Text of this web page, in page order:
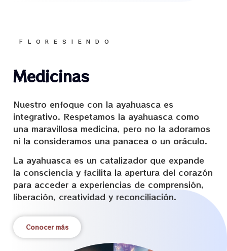
FLORESIENDO
Medicinas
Nuestro enfoque con la ayahuasca es
integrativo. Respetamos la ayahuasca como
una maravillosa medicina, pero no la adoramos
ni la consideramos una panacea o un oráculo.
La ayahuasca es un catalizador que expande
la consciencia y facilita la apertura del corazón
para acceder a experiencias de comprensión,
liberación, creatividad y reconciliación.
Conocer más